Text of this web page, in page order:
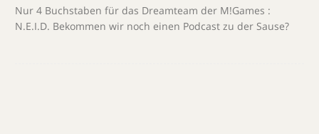
Nur 4 Buchstaben für das Dreamteam der M!Games :
N.E.I.D. Bekommen wir noch einen Podcast zu der Sause?